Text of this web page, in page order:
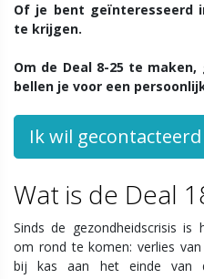
Of je bent geïnteresseerd
te krijgen.
Om de Deal 8-25 te
bellen je voor een
Ik wil
Wat is de Deal
Sinds de gezondheidscrisis
om rond te komen: verlies
bij kas aan het einde van